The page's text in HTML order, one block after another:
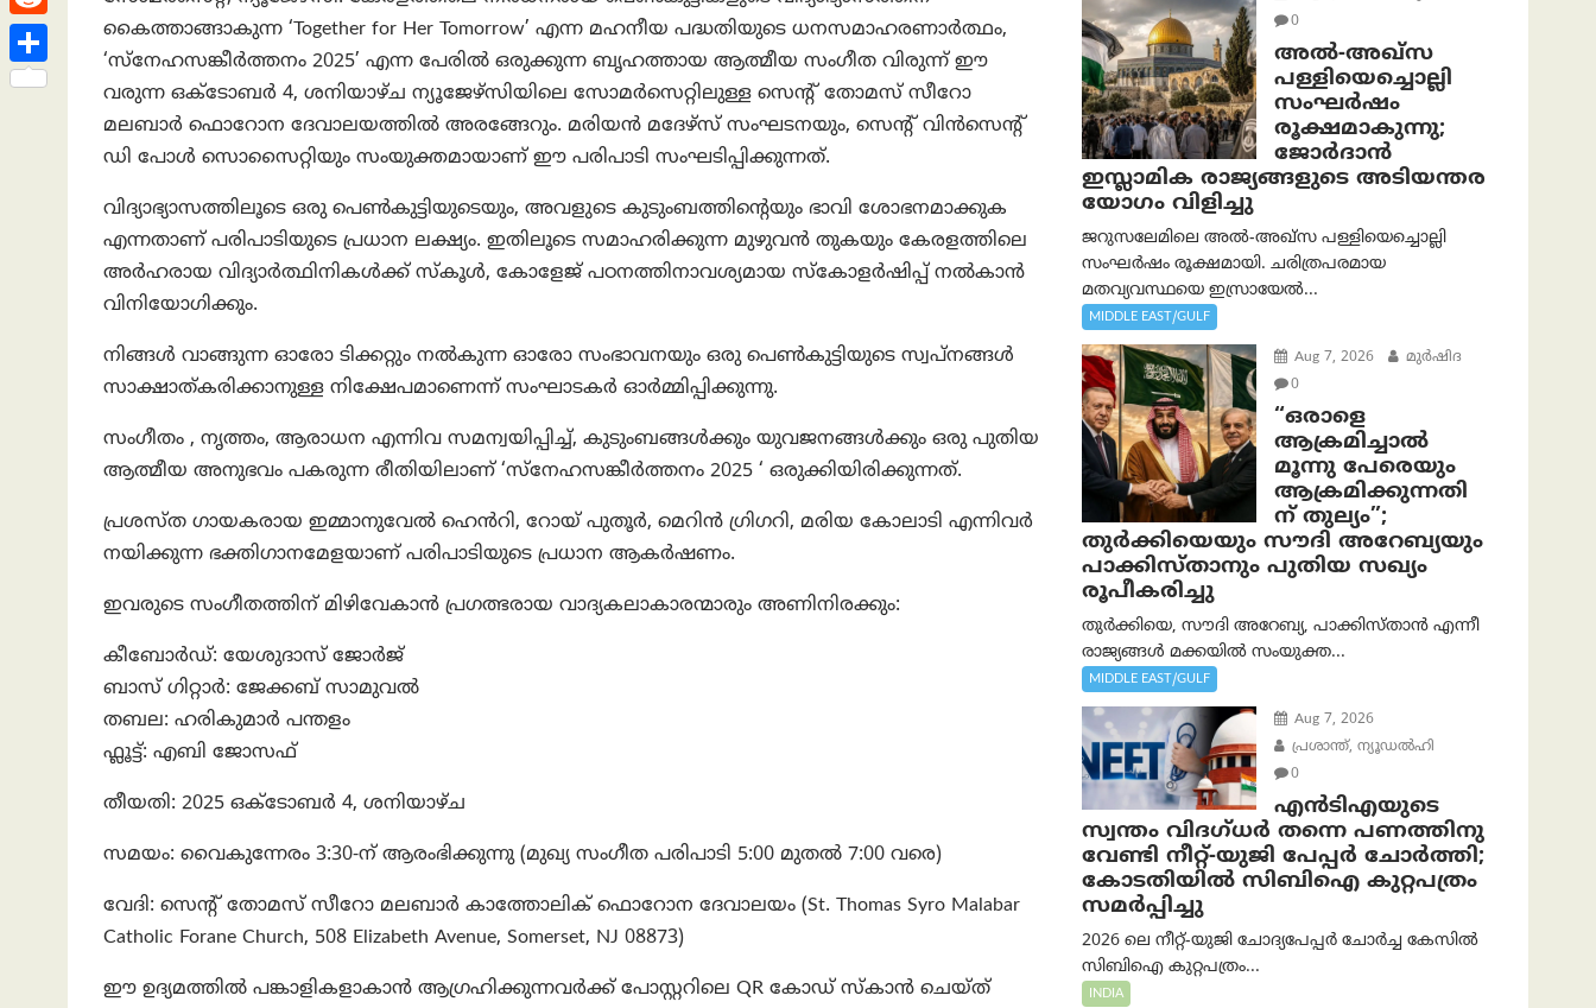
കൈത്താങ്ങാകുന്ന ‘Together for Her Tomorrow’ എന്ന മഹനീയ പദ്ധതിയുടെ ധനസമാഹരണാർത്ഥം,
‘സ്നേഹസങ്കീർത്തനം 2025’ എന്ന പേരിൽ ഒരുക്കുന്ന ബൃഹത്തായ ആത്മീയ സംഗീത വിരുന്ന് ഈ
വരുന്ന ഒക്ടോബർ 4, ശനിയാഴ്ച ന്യൂജേഴ്സിയിലെ സോമർസെറ്റിലുള്ള സെൻ്റ് തോമസ് സീറോ
മലബാർ ഫൊറോന ദേവാലയത്തിൽ അരങ്ങേറും. മരിയൻ മദേഴ്‌സ് സംഘടനയും, സെൻ്റ് വിൻസെൻ്റ്
ഡി പോൾ സൊസൈറ്റിയും സംയുക്തമായാണ് ഈ പരിപാടി സംഘടിപ്പിക്കുന്നത്.
വിദ്യാഭ്യാസത്തിലൂടെ ഒരു പെൺകുട്ടിയുടെയും, അവളുടെ കുടുംബത്തിൻ്റെയും ഭാവി ശോഭനമാക്കുക
എന്നതാണ് പരിപാടിയുടെ പ്രധാന ലക്ഷ്യം. ഇതിലൂടെ സമാഹരിക്കുന്ന മുഴുവൻ തുകയും കേരളത്തിലെ
അർഹരായ വിദ്യാർത്ഥിനികൾക്ക് സ്കൂൾ, കോളേജ് പഠനത്തിനാവശ്യമായ സ്കോളർഷിപ്പ് നൽകാൻ
വിനിയോഗിക്കും.
നിങ്ങൾ വാങ്ങുന്ന ഓരോ ടിക്കറ്റും നൽകുന്ന ഓരോ സംഭാവനയും ഒരു പെൺകുട്ടിയുടെ സ്വപ്നങ്ങൾ
സാക്ഷാത്കരിക്കാനുള്ള നിക്ഷേപമാണെന്ന് സംഘാടകർ ഓർമ്മിപ്പിക്കുന്നു.
സംഗീതം , നൃത്തം, ആരാധന എന്നിവ സമന്വയിപ്പിച്ച്, കുടുംബങ്ങൾക്കും യുവജനങ്ങൾക്കും ഒരു പുതിയ
ആത്മീയ അനുഭവം പകരുന്ന രീതിയിലാണ് ‘സ്നേഹസങ്കീർത്തനം 2025 ‘ ഒരുക്കിയിരിക്കുന്നത്.
പ്രശസ്ത ഗായകരായ ഇമ്മാനുവേൽ ഹെൻറി, റോയ് പുതൂർ, മെറിൻ ഗ്രിഗറി, മരിയ കോലാടി എന്നിവർ
നയിക്കുന്ന ഭക്തിഗാനമേളയാണ് പരിപാടിയുടെ പ്രധാന ആകർഷണം.
ഇവരുടെ സംഗീതത്തിന് മിഴിവേകാൻ പ്രഗത്ഭരായ വാദ്യകലാകാരന്മാരും അണിനിരക്കും:
കീബോർഡ്: യേശുദാസ് ജോർജ്
ബാസ് ഗിറ്റാർ: ജേക്കബ് സാമുവൽ
തബല: ഹരികുമാർ പന്തളം
ഫ്ലൂട്ട്: എബി ജോസഫ്
തീയതി: 2025 ഒക്ടോബർ 4, ശനിയാഴ്ച
സമയം: വൈകുന്നേരം 3:30-ന് ആരംഭിക്കുന്നു (മുഖ്യ സംഗീത പരിപാടി 5:00 മുതൽ 7:00 വരെ)
വേദി: സെൻ്റ് തോമസ് സീറോ മലബാർ കാത്തോലിക് ഫൊറോന ദേവാലയം (St. Thomas Syro Malabar
Catholic Forane Church, 508 Elizabeth Avenue, Somerset, NJ 08873)
ഈ ഉദ്യമത്തിൽ പങ്കാളികളാകാൻ ആഗ്രഹിക്കുന്നവർക്ക് പോസ്റ്ററിലെ QR കോഡ് സ്കാൻ ചെയ്ത്
0
അൽ-അഖ്‌സ
പള്ളിയെച്ചൊല്ലി
സംഘർഷം
രൂക്ഷമാകുന്നു;
ജോർദാൻ
ഇസ്ലാമിക രാജ്യങ്ങളുടെ അടിയന്തര
യോഗം വിളിച്ചു
ജറുസലേമിലെ അൽ-അഖ്‌സ പള്ളിയെച്ചൊല്ലി
സംഘർഷം രൂക്ഷമായി. ചരിത്രപരമായ
മതവ്യവസ്ഥയെ ഇസ്രായേൽ...
MIDDLE EAST/GULF
Aug 7, 2026
മുര്‍ഷിദ
0
“ഒരാളെ
ആക്രമിച്ചാല്‍
മൂന്നു പേരെയും
ആക്രമിക്കുന്നതി
ന് തുല്യം”;
തുർക്കിയെയും സൗദി അറേബ്യയും
പാക്കിസ്താനും പുതിയ സഖ്യം
രൂപീകരിച്ചു
തുർക്കിയെ, സൗദി അറേബ്യ, പാക്കിസ്താന്‍ എന്നീ
രാജ്യങ്ങൾ മക്കയിൽ സംയുക്ത...
MIDDLE EAST/GULF
Aug 7, 2026
പ്രശാന്ത്, ന്യൂഡല്‍ഹി
0
എൻ‌ടി‌എയുടെ
സ്വന്തം വിദഗ്ധർ തന്നെ പണത്തിനു
വേണ്ടി നീറ്റ്-യു‌ജി പേപ്പർ ചോർത്തി;
കോടതിയില്‍ സിബിഐ കുറ്റപത്രം
സമര്‍പ്പിച്ചു
2026 ലെ നീറ്റ്-യുജി ചോദ്യപേപ്പർ ചോർച്ച കേസിൽ
സിബിഐ കുറ്റപത്രം...
INDIA
s
e
t
n
k
e
h
a
R
e
S